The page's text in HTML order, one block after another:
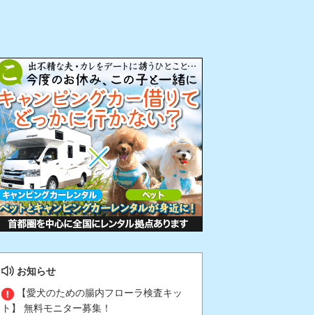
お知らせ
【愛犬のための腸内フローラ検査キッ
ト】 無料モニター募集！